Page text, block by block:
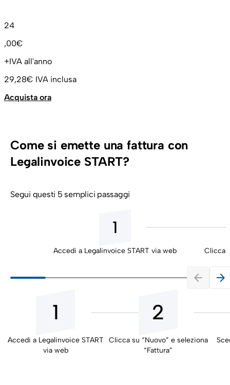
24
,00€
+IVA all'anno
29,28€ IVA inclusa
Acquista ora
Come si emette una fattura con
Legalinvoice START?
Segui questi 5 semplici passaggi
1
Accedi a Legalinvoice START via web Clicca
arrow_back arrow_forward
1
Accedi a Legalinvoice START
via web
2
Clicca su “Nuovo” e seleziona
“Fattura”